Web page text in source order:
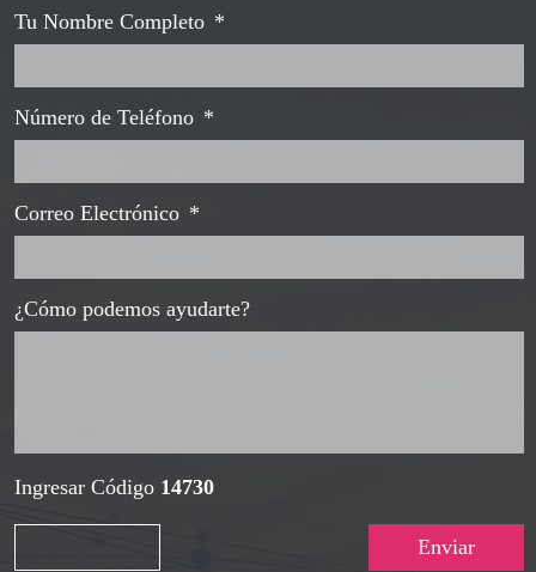
*
Tu Nombre Completo
*
Número de Teléfono
*
Correo Electrónico
¿Cómo podemos ayudarte?
Ingresar Código 14730